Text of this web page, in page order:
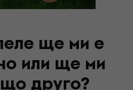
ще ми е
или ще ми
друго?